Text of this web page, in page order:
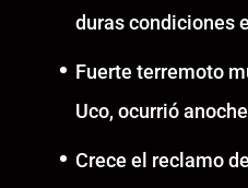
duras condiciones
Fuerte terremoto
Uco, ocurrió anoche
Crece el reclamo